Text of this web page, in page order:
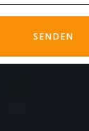
SENDEN